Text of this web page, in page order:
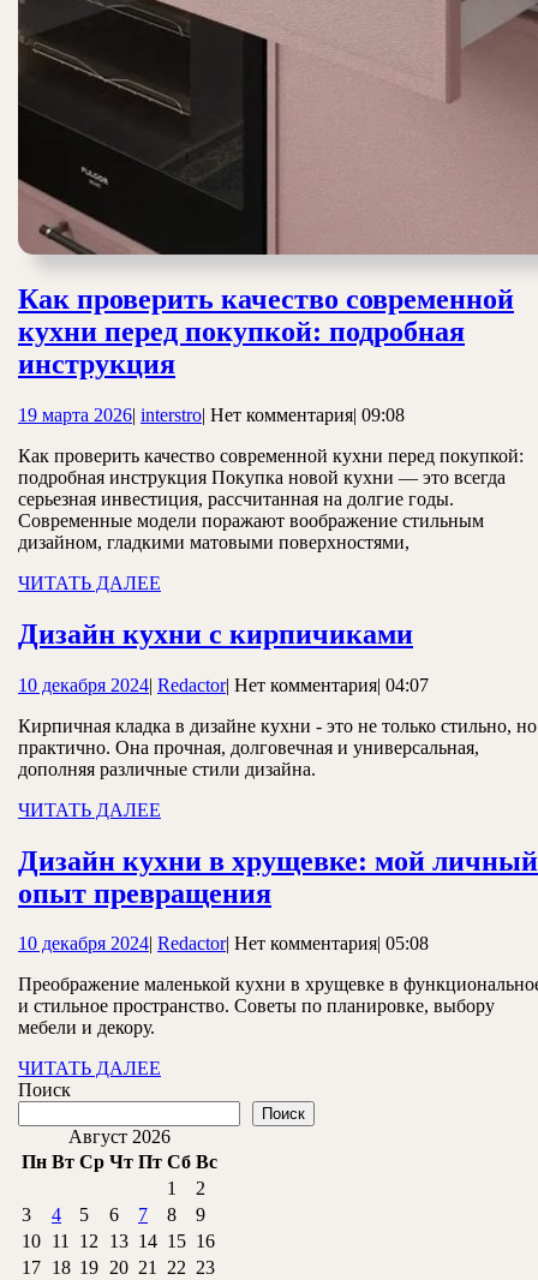
Как проверить качество современной
кухни перед покупкой: подробная
инструкцияКак
качество
современной
кухни
перед
покупкой:
19 марта 202619
2026
| interstrointerstro
| Нет комментария| 09:08
Как проверить качество современной кухни перед покупкой:
подробная инструкция Покупка новой кухни — это всегда
серьезная инвестиция, рассчитанная на долгие годы.
Современные модели поражают воображение стильным
дизайном, гладкими матовыми поверхностями,
ЧИТАТЬ ДАЛЕЕ
Дизайн кухни с кирпичикамиДизайн
с
10 декабря 202410
2024
| RedactorRedactor
| Нет комментария| 04:07
Кирпичная кладка в дизайне кухни - это не только стильно,
практично. Она прочная, долговечная и универсальная,
дополняя различные стили дизайна.
ЧИТАТЬ ДАЛЕЕ
Дизайн кухни в хрущевке: мой личный
опыт превращенияДизайн
в
хрущевке:
мой
превращения
10 декабря 202410
2024
RedactorRedactor
| Нет комментария 05:08
Преображение маленькой кухни в хрущевке в
и стильное пространство. Советы по планировке, выбору
мебели и декору.
ЧИТАТЬ ДАЛЕЕ
Поиск
Поиск
Август 2026
Пн Вт Ср Чт Пт Сб Вс
1
2
3
4 5 6 7 8
9
10 11 12 13 14 15 16
17 18 19 20 21 22 23